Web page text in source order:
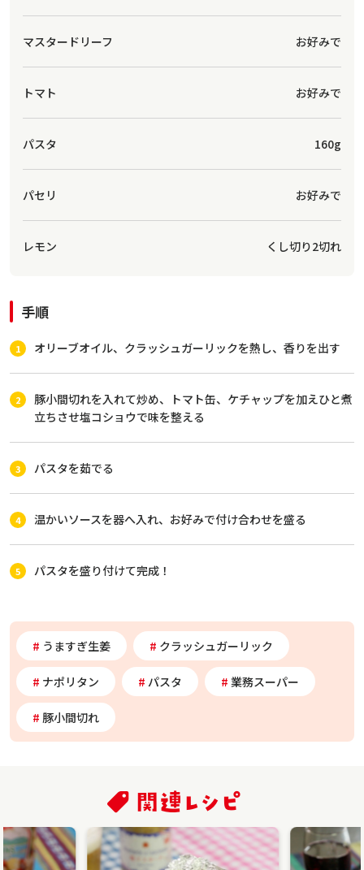
マスタードリーフ お好みで
トマト お好みで
パスタ 160g
パセリ お好みで
レモン くし切り2切れ
手順
オリーブオイル、クラッシュガーリックを熱し、香りを出す
豚小間切れを入れて炒め、トマト缶、ケチャップを加えひと煮
立ちさせ塩コショウで味を整える
パスタを茹でる
温かいソースを器へ入れ、お好みで付け合わせを盛る
パスタを盛り付けて完成！
うますぎ生姜 クラッシュガーリック
ナポリタン パスタ 業務スーパー
豚小間切れ